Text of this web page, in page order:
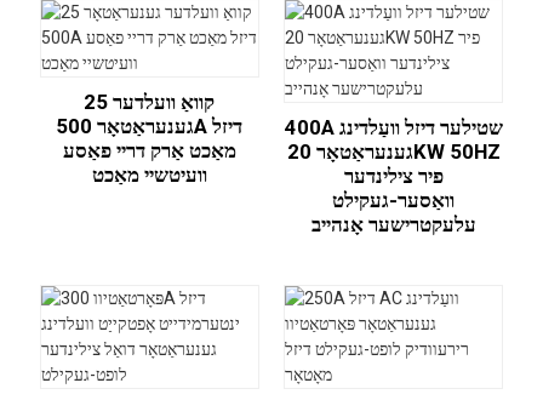
25 קוואַ וועלדער
גענעראַטאָר 500A דיזל
מאַכט אַרק דריי פאַסע
וועיטשיי מאַכט
400A שטילער דיזל וועַלדינג
גענעראַטאָר 20KW 50HZ
פיר צילינדער
וואַסער-געקילט
עלעקטרישער אָנהייב